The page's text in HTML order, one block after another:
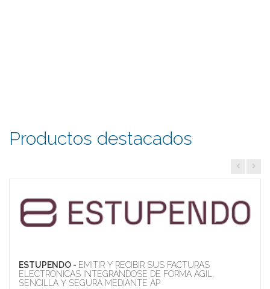
Productos destacados
ESTUPENDO - EMITIR Y RECIBIR SUS FACTURAS
ELECTRÓNICAS INTEGRÁNDOSE DE FORMA ÁGIL,
SENCILLA Y SEGURA MEDIANTE AP